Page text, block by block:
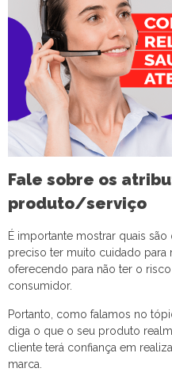
Fale sobre os
produto/serviço
É importante mostrar quais
preciso ter muito cuidado para
oferecendo para não ter o
consumidor.
Portanto, como falamos no
diga o que o seu produto
cliente terá confiança em
marca.